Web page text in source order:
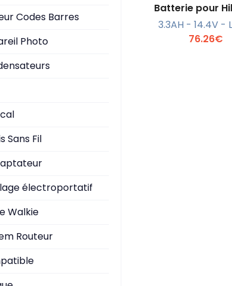
En savoir +
Batterie pour
3.3AH - 14.4V -
76.26€
Codes Barres
Photo
Sans Fil
électroportatif
Walkie
Routeur